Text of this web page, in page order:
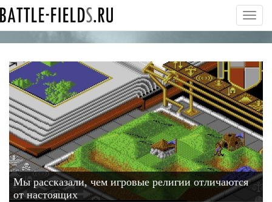
Мы рассказали, чем игровые религии отличаются
от настоящих